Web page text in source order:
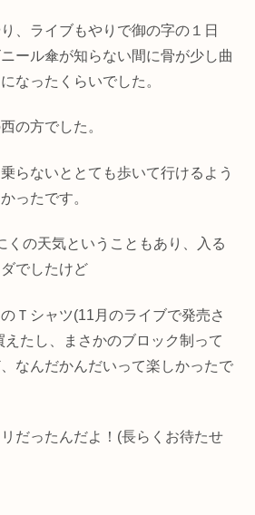
、ライブもやりで御の字の１日
ール傘が知らない間に骨が少し曲
なったくらいでした。
の方でした。
らないととても歩いて行けるよう
ったです。
くの天気ということもあり、入る
でしたけど
Ｔシャツ(11月のライブで発売さ
たし、まさかのブロック制って
なんだかんだいって楽しかったで
だったんだよ！(長らくお待たせ